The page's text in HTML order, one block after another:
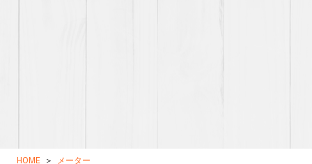
HOME メーター